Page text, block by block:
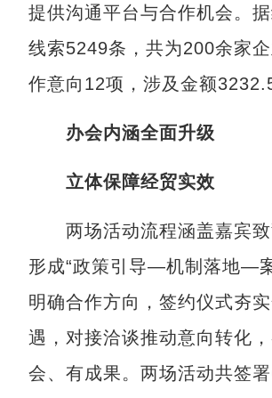
提供沟通平台与合作机会。
线索5249条，共为200余家
作意向12项，涉及金额
办会内涵全面升级
立体保障经贸实效
两场活动流程涵盖嘉宾致
形成“政策引导—机制落地—
明确合作方向，签约仪式夯
遇，对接洽谈推动意向转化
会、有成果。两场活动共签